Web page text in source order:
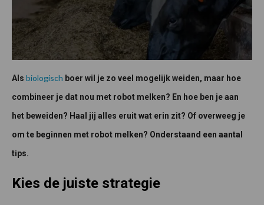
Als biologisch boer wil je zo veel mogelijk weiden, maar hoe
combineer je dat nou met robot melken? En hoe ben je aan
het beweiden? Haal jij alles eruit wat erin zit? Of overweeg je
om te beginnen met robot melken? Onderstaand een aantal
tips.
Kies de juiste strategie